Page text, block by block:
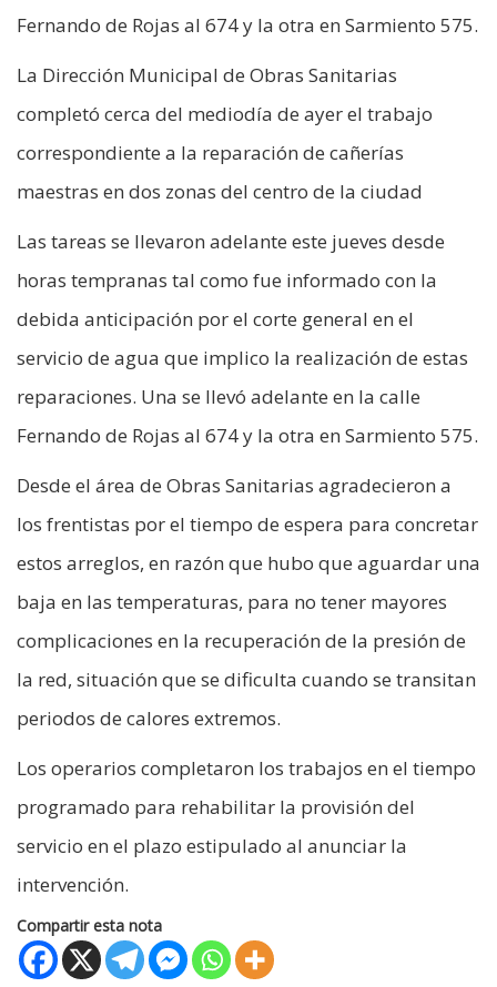
Fernando de Rojas al 674 y la otra en Sarmiento 575.
La Dirección Municipal de Obras Sanitarias
completó cerca del mediodía de ayer el trabajo
correspondiente a la reparación de cañerías
maestras en dos zonas del centro de la ciudad
Las tareas se llevaron adelante este jueves desde
horas tempranas tal como fue informado con la
debida anticipación por el corte general en el
servicio de agua que implico la realización de estas
reparaciones. Una se llevó adelante en la calle
Fernando de Rojas al 674 y la otra en Sarmiento 575.
Desde el área de Obras Sanitarias agradecieron a
los frentistas por el tiempo de espera para concretar
estos arreglos, en razón que hubo que aguardar una
baja en las temperaturas, para no tener mayores
complicaciones en la recuperación de la presión de
la red, situación que se dificulta cuando se transitan
periodos de calores extremos.
Los operarios completaron los trabajos en el tiempo
programado para rehabilitar la provisión del
servicio en el plazo estipulado al anunciar la
intervención.
Compartir esta nota